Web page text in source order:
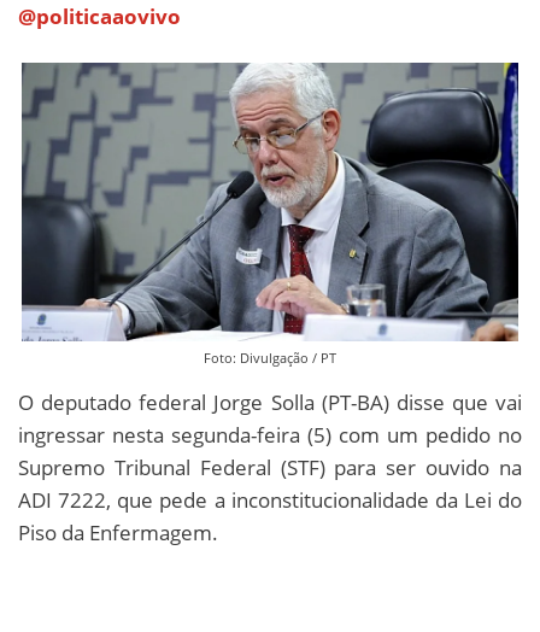
@politicaaovivo
Foto: Divulgação / PT
O deputado federal Jorge Solla (PT-BA) disse que vai
ingressar nesta segunda-feira (5) com um pedido no
Supremo Tribunal Federal (STF) para ser ouvido na
ADI 7222, que pede a inconstitucionalidade da Lei do
Piso da Enfermagem.